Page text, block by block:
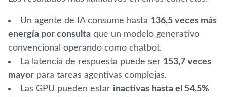
Un agente de IA consume hasta 136,5 veces más
energía por consulta que un modelo generativo
convencional operando como chatbot.
La latencia de respuesta puede ser 153,7 veces
mayor para tareas agentivas complejas.
Las GPU pueden estar inactivas hasta el 54,5%